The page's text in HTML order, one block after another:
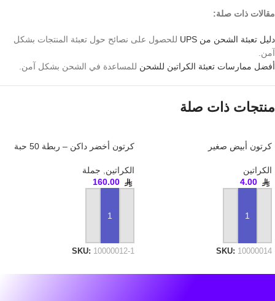
مقالات ذات صلة:
دليل تعبئة الشحن من UPS
للحصول على نصائح حول تعبئة المنتجات بشكل
آمن.
أفضل ممارسات تعبئة الكراتين للشحن للمساعدة في الشحن بشكل آمن.
منتجات ذات صلة
كرتون أبيض صغير
الكراتين
4.00
SKU: 10000014
كرتون أخضر داكن – ربطة 50 حبة
الكراتين
جملة
160.00
SKU: 10000012-1